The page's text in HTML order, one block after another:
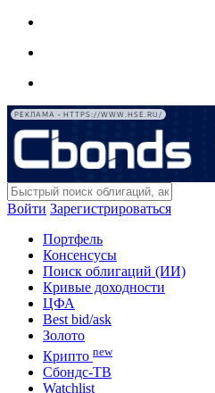
РЕКЛАМА • HTTPS://WWW.HSE.RU/
Войти Зарегистрироваться
Портфель
Консенсусы
Поиск облигаций (ИИ)
Кривые доходности
ЦФА
Best bid/ask
Золото
Крипто new
Сбондс-ТВ
Watchlist